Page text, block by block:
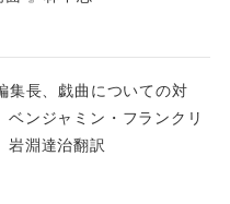
集長、戯曲についての対
ベンジャミン・フランクリ
淵達治翻訳